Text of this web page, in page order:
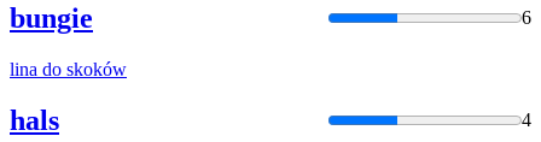
bungie 6
lina do skoków
hals 4